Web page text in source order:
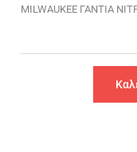
MILWAUKEE ΓΑΝΤΙΑ